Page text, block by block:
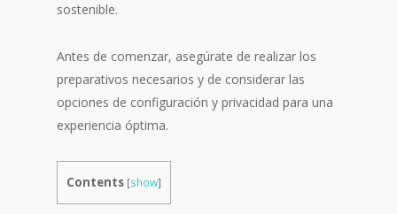
sostenible.
Antes de comenzar, asegúrate de realizar los
preparativos necesarios y de considerar las
opciones de configuración y privacidad para una
experiencia óptima.
Contents [show]